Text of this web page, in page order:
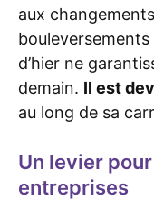
aux
d’hier ne
demain. Il est
au long de sa
Un levier
entreprises